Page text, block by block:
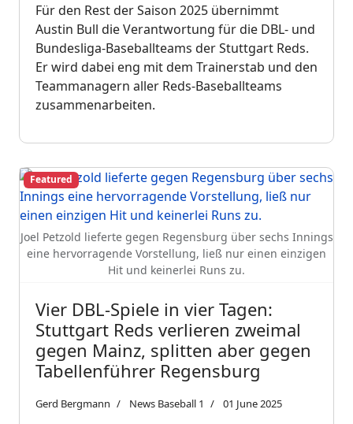
Für den Rest der Saison 2025 übernimmt
Austin Bull die Verantwortung für die DBL- und
Bundesliga-Baseballteams der Stuttgart Reds.
Er wird dabei eng mit dem Trainerstab und den
Teammanagern aller Reds-Baseballteams
zusammenarbeiten.
Joel Petzold lieferte gegen Regensburg über sechs Innings
eine hervorragende Vorstellung, ließ nur einen einzigen
Hit und keinerlei Runs zu.
Featured
Vier DBL-Spiele in vier Tagen:
Stuttgart Reds verlieren zweimal
gegen Mainz, splitten aber gegen
Tabellenführer Regensburg
Gerd Bergmann News Baseball 1 01 June 2025